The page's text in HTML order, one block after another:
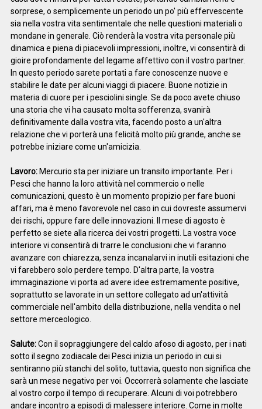
sorprese, o semplicemente un periodo un po' più effervescente
sia nella vostra vita sentimentale che nelle questioni materiali o
mondane in generale. Ciò renderà la vostra vita personale più
dinamica e piena di piacevoli impressioni, inoltre, vi consentirà di
gioire profondamente del legame affettivo con il vostro partner.
In questo periodo sarete portati a fare conoscenze nuove e
stabilire le date per alcuni viaggi di piacere. Buone notizie in
materia di cuore per i pesciolini single. Se da poco avete chiuso
una storia che vi ha causato molta sofferenza, svanirà
definitivamente dalla vostra vita, facendo posto a un'altra
relazione che vi porterà una felicità molto più grande, anche se
potrebbe iniziare come un'amicizia.
Lavoro:Mercurio sta per iniziare un transito importante. Per i
Pesci che hanno la loro attività nel commercio o nelle
comunicazioni, questo è un momento propizio per fare buoni
affari, ma è meno favorevole nel caso in cui dovreste assumervi
dei rischi, oppure fare delle innovazioni. Il mese di agosto è
perfetto se siete alla ricerca dei vostri progetti. La vostra voce
interiore vi consentirà di trarre le conclusioni che vi faranno
avanzare con chiarezza, senza incanalarvi in inutili esitazioni che
vi farebbero solo perdere tempo. D'altra parte, la vostra
immaginazione vi porta ad avere idee estremamente positive,
soprattutto se lavorate in un settore collegato ad un'attività
commerciale nell'ambito della distribuzione, nella vendita o nel
settore merceologico.
Salute:Con il sopraggiungere del caldo afoso di agosto, per i nati
sotto il segno zodiacale dei Pesci inizia un periodo in cui si
sentiranno più stanchi del solito, tuttavia, questo non significa che
sarà un mese negativo per voi. Occorrerà solamente che lasciate
al vostro corpo il tempo di recuperare. Alcuni di voi potrebbero
andare incontro a episodi di malessere interiore. Come in molte